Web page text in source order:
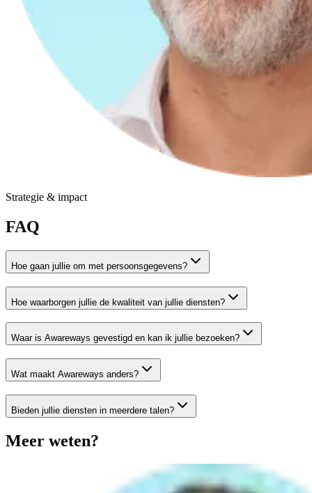
Strategie & impact
FAQ
Hoe gaan jullie om met persoonsgegevens?
Hoe waarborgen jullie de kwaliteit van jullie diensten?
Waar is Awareways gevestigd en kan ik jullie bezoeken?
Wat maakt Awareways anders?
Bieden jullie diensten in meerdere talen?
Meer weten?